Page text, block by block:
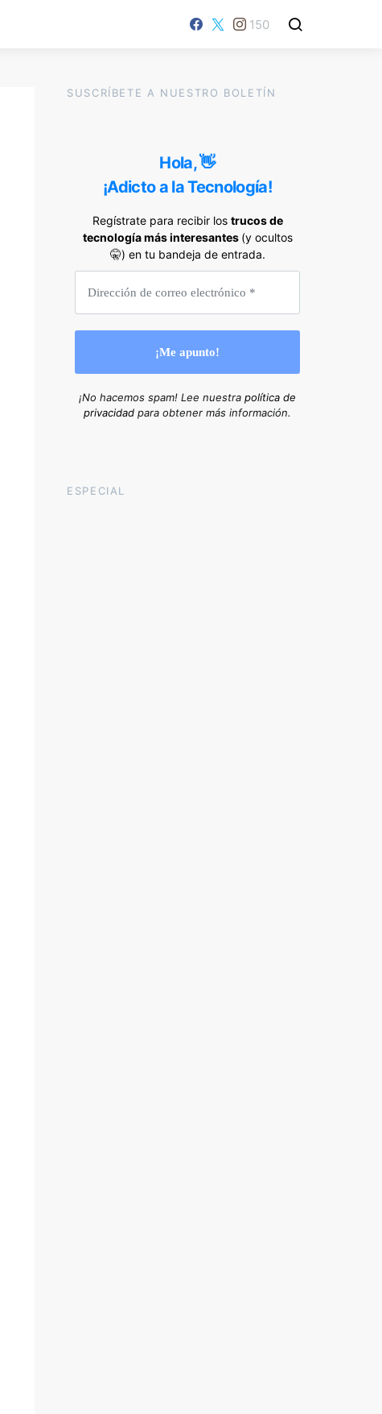
150
SUSCRÍBETE A NUESTRO BOLETÍN
Hola, 👋
¡Adicto a la Tecnología!
Regístrate para recibir los trucos de
tecnología más interesantes (y ocultos
🤫) en tu bandeja de entrada.
¡No hacemos spam! Lee nuestra política de
privacidad para obtener más información.
ESPECIAL